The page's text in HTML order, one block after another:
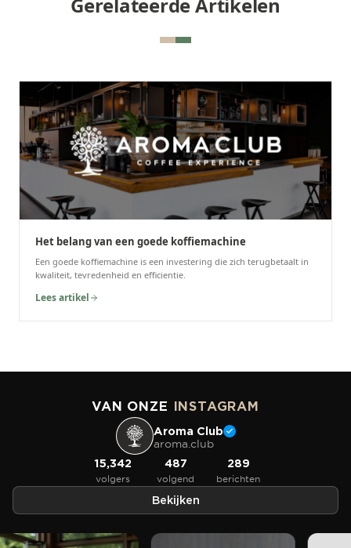
Gerelateerde Artikelen
Het belang van een goede koffiemachine
Een goede koffiemachine is een investering die zich terugbetaalt in
kwaliteit, tevredenheid en efficientie.
Lees artikel
VAN ONZE INSTAGRAM
Aroma Club
aroma.club
15,342
volgers
487
volgend
289
berichten
Bekijken